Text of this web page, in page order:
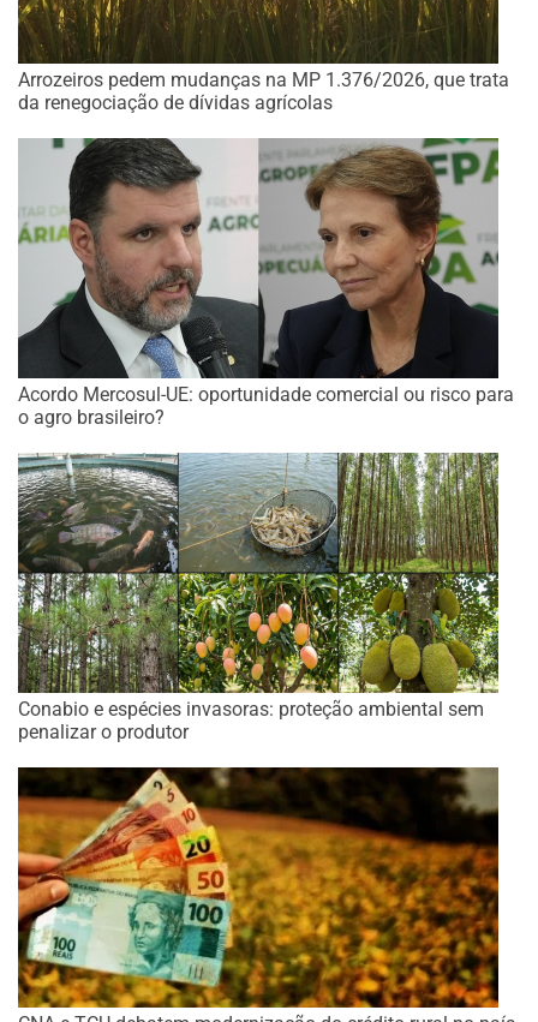
Arrozeiros pedem mudanças na MP 1.376/2026, que trata
da renegociação de dívidas agrícolas
Acordo Mercosul-UE: oportunidade comercial ou risco para
o agro brasileiro?
Conabio e espécies invasoras: proteção ambiental sem
penalizar o produtor